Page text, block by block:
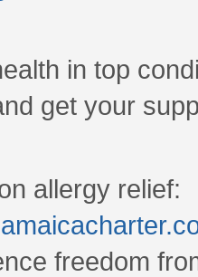
in top
get your
allergy relief:
freedom